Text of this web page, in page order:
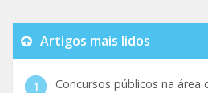
Artigos mais lidos
Concursos públicos na área